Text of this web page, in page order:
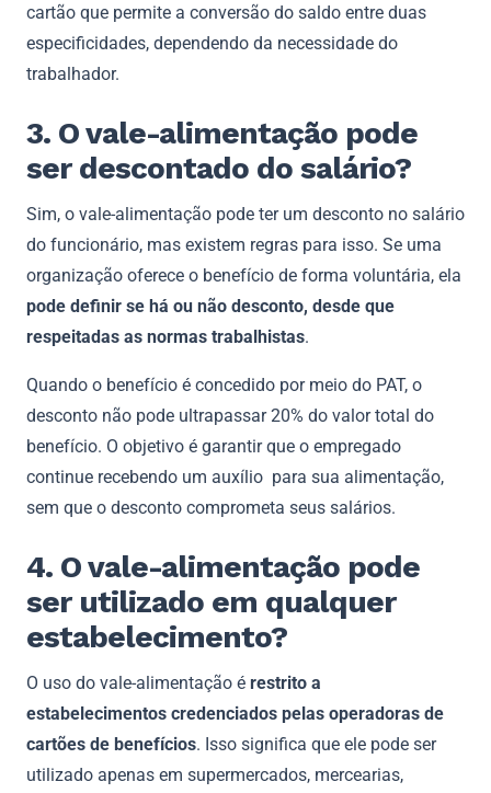
cartão que permite a conversão do saldo entre duas
especificidades, dependendo da necessidade do
trabalhador.
3. O vale-alimentação pode
ser descontado do salário?
Sim, o vale-alimentação pode ter um desconto no salário
do funcionário, mas existem regras para isso. Se uma
organização oferece o benefício de forma voluntária, ela
pode definir se há ou não desconto, desde que
respeitadas as normas trabalhistas.
Quando o benefício é concedido por meio do PAT, o
desconto não pode ultrapassar 20% do valor total do
benefício. O objetivo é garantir que o empregado
continue recebendo um auxílio para sua alimentação,
sem que o desconto comprometa seus salários.
4. O vale-alimentação pode
ser utilizado em qualquer
estabelecimento?
O uso do vale-alimentação é restrito a
estabelecimentos credenciados pelas operadoras de
cartões de benefícios. Isso significa que ele pode ser
utilizado apenas em supermercados, mercearias,